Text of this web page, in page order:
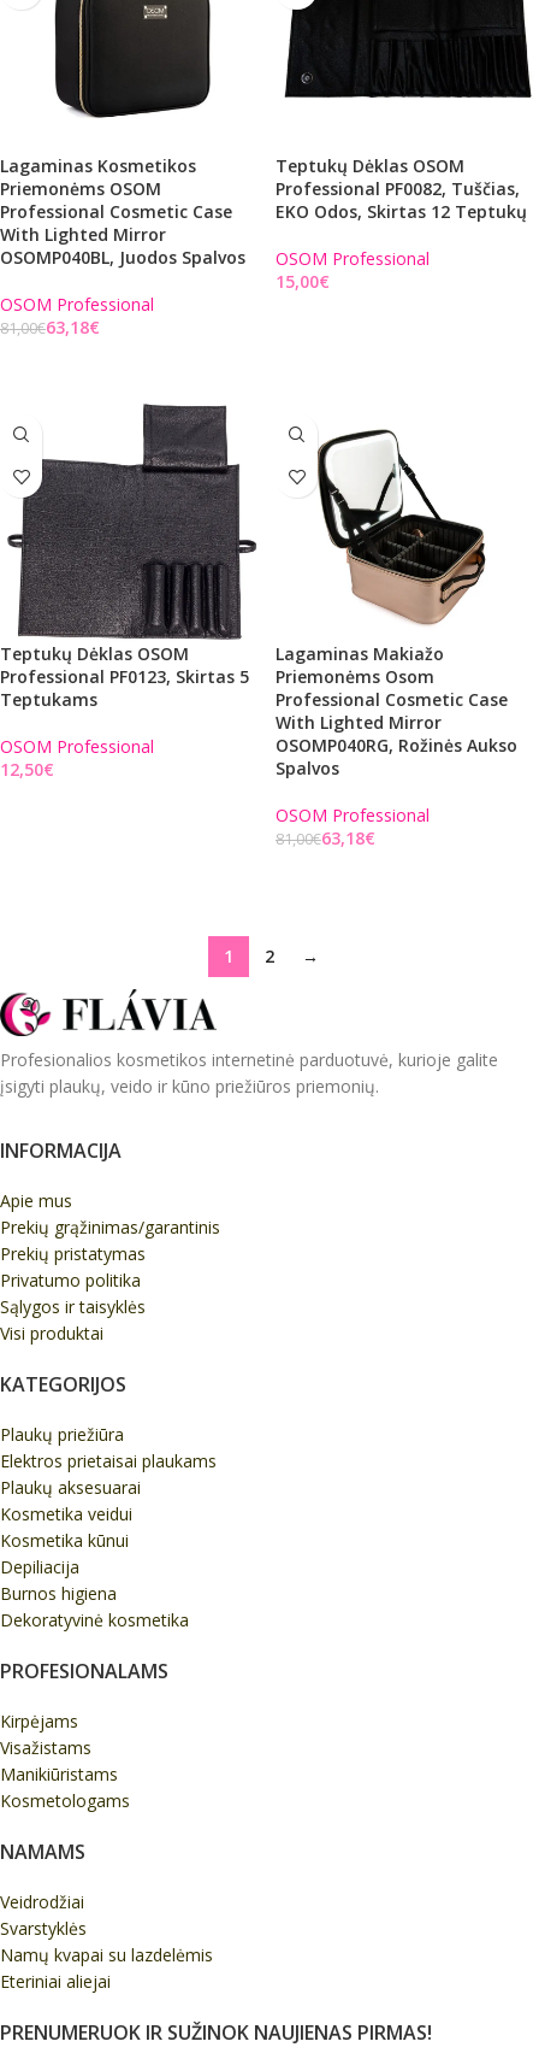
Lagaminas Kosmetikos
Priemonėms OSOM
Professional Cosmetic Case
With Lighted Mirror
OSOMP040BL, Juodos Spalvos
OSOM Professional
81,00€63,18€
Teptukų Dėklas OSOM
Professional PF0082, Tuščias,
EKO Odos, Skirtas 12 Teptukų
OSOM Professional
€
Teptukų Dėklas OSOM
Professional PF0123, Skirtas 5
Teptukams
OSOM Professional
€
Lagaminas Makiažo
Priemonėms Osom
Professional Cosmetic Case
With Lighted Mirror
OSOMP040RG, Rožinės Aukso
Spalvos
OSOM Professional
81,00€63,18€
1 2 →
Profesionalios kosmetikos internetinė parduotuvė, kurioje galite
įsigyti plaukų, veido ir kūno priežiūros priemonių.
INFORMACIJA
Apie mus
Prekių grąžinimas/garantinis
Prekių pristatymas
Privatumo politika
Sąlygos ir taisyklės
Visi produktai
KATEGORIJOS
Plaukų priežiūra
Elektros prietaisai plaukams
Plaukų aksesuarai
Kosmetika veidui
Kosmetika kūnui
Depiliacija
Burnos higiena
Dekoratyvinė kosmetika
PROFESIONALAMS
Kirpėjams
Visažistams
Manikiūristams
Kosmetologams
NAMAMS
Veidrodžiai
Svarstyklės
Namų kvapai su lazdelėmis
Eteriniai aliejai
PRENUMERUOK IR SUŽINOK NAUJIENAS PIRMAS!